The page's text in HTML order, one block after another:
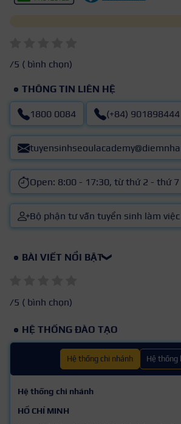
/5 ( bình chọn)
THÔNG TIN LIÊN HỆ
1800 0084 (+84) 901898444
Open: 8:00 - 17:30, từ thứ 2 - thứ 7
Bộ phận tư vấn tuyển sinh làm
BÀI VIẾT NỔI BẬT❯
/5 ( bình chọn)
HỆ THỐNG ĐÀO TẠO
Hệ thống chi nhánh Hệ thống
Hệ thống chi nhánh
HỒ CHÍ MINH